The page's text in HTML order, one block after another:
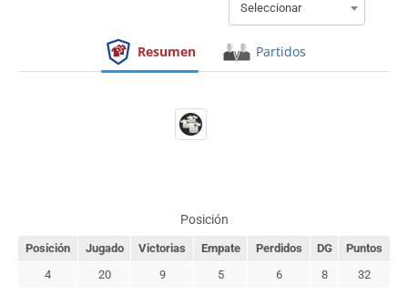
Seleccionar
Resumen Partidos
Posición
Posición Jugado Victorias Empate Perdidos DG
Puntos
4
20 9 5 6 8 32